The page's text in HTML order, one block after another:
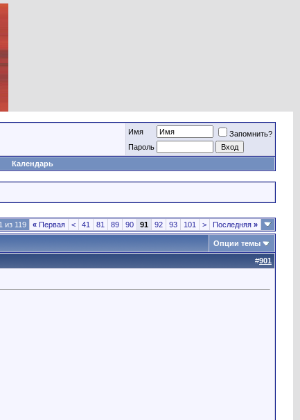
Имя
Запомнить?
Пароль
Календарь
из 119 « Первая < 41 81 89 90 91 92 93 101 > Последняя »
Опции темы
#901